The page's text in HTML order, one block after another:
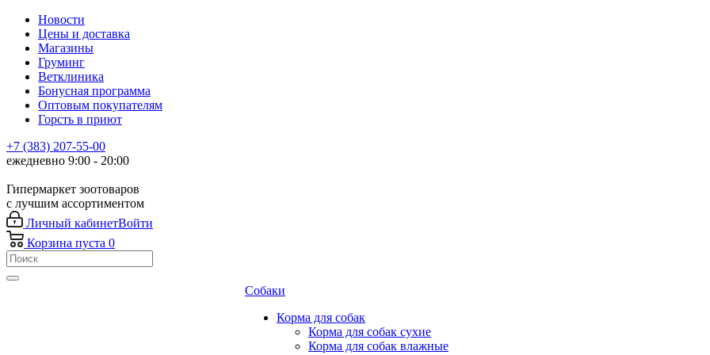
Новости
Цены и доставка
Магазины
Груминг
Ветклиника
Бонусная программа
Оптовым покупателям
Горсть в приют
+7 (383) 207-55-00
ежедневно 9:00 - 20:00
Гипермаркет зоотоваров
с лучшим ассортиментом
Личный кабинетВойти
Корзина пуста 0
Собаки
Корма для собак
Корма для собак сухие
Корма для собак влажные